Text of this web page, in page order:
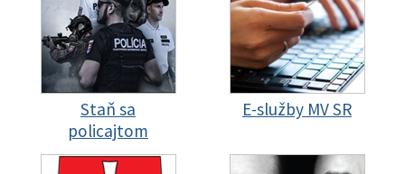
Staň sa
policajtom
E-služby MV SR